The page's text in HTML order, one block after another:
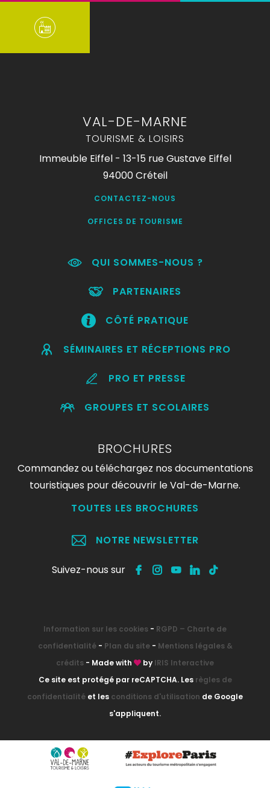
VAL-DE-MARNE
TOURISME & LOISIRS
Immeuble Eiffel - 13-15 rue Gustave Eiffel
94000 Créteil
CONTACTEZ-NOUS
OFFICES DE TOURISME
QUI SOMMES-NOUS ?
PARTENAIRES
CÔTÉ PRATIQUE
SÉMINAIRES ET RÉCEPTIONS PRO
PRO ET PRESSE
GROUPES ET SCOLAIRES
BROCHURES
Commandez ou téléchargez nos documentations
touristiques pour découvrir le Val-de-Marne.
TOUTES LES BROCHURES
NOTRE NEWSLETTER
Suivez-nous sur
Information sur les cookies - RGPD – Charte de
confidentialité- Plan du site- Mentions légales &
crédits - Made with by IRIS Interactive
Ce site est protégé par reCAPTCHA. Les règles de
confidentialité et les conditions d'utilisation de Google
s'appliquent.